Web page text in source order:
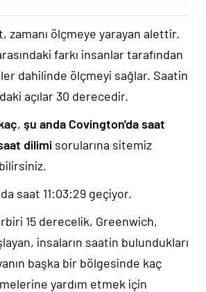
zamanı ölçmeye yarayan alettir.
farkı insanlar tarafından
dahilinde ölçmeyi sağlar. Saatin
açılar 30 derecedir.
, şu anda Covington'da saat
dilimi sorularına sitemiz
saat 11:03:29 geçiyor.
15 derecelik, Greenwich,
insaların saatin bulundukları
başka bir bölgesinde kaç
yardım etmek için